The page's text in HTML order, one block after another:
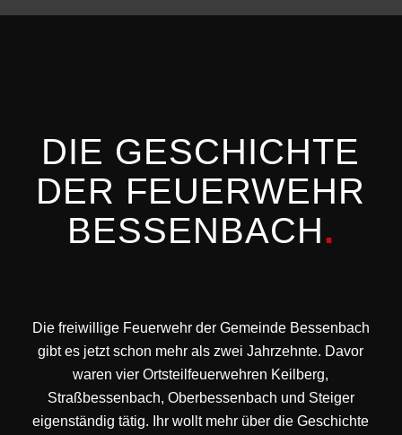
DIE GESCHICHTE
DER FEUERWEHR
BESSENBACH.
Die freiwillige Feuerwehr der Gemeinde Bessenbach
gibt es jetzt schon mehr als zwei Jahrzehnte. Davor
waren vier Ortsteilfeuerwehren Keilberg,
Straßbessenbach, Oberbessenbach und Steiger
eigenständig tätig. Ihr wollt mehr über die Geschichte